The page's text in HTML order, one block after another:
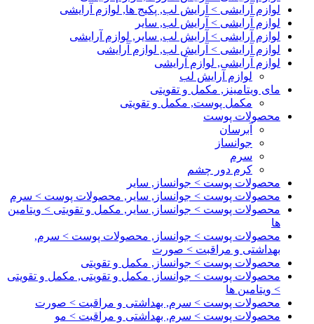
لوازم آرایشی > آرایش لب, پکیج ها, لوازم آرایشی
لوازم آرایشی > آرایش لب, سایر
لوازم آرایشی > آرایش لب, سایر, لوازم آرایشی
لوازم آرایشی > آرایش لب, لوازم آرایشی
لوازم آرایشی, لوازم آرایشی
لوازم آرایش لب
مای ویتامینز, مکمل و تقویتی
مکمل پوست, مکمل و تقویتی
محصولات پوست
آبرسان
جوانساز
سرم
کرم دور چشم
محصولات پوست > جوانساز, سایر
محصولات پوست > جوانساز, سایر, محصولات پوست > سرم
محصولات پوست > جوانساز, سایر, مکمل و تقویتی > ویتامین
ها
محصولات پوست > جوانساز, محصولات پوست > سرم,
بهداشتی و مراقبت > صورت
محصولات پوست > جوانساز, مکمل و تقویتی
محصولات پوست > جوانساز, مکمل و تقویتی, مکمل و تقویتی
> ویتامین ها
محصولات پوست > سرم, بهداشتی و مراقبت > صورت
محصولات پوست > سرم, بهداشتی و مراقبت > مو